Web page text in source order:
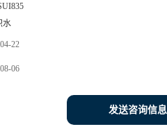
水
22
06
发送咨询信息